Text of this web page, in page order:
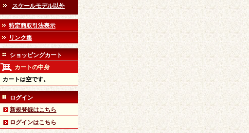
スケールモデル以外
特定商取引法表示
リンク集
ショッピングカート
カートの中身
カートは空です。
ログイン
新規登録はこちら
ログインはこちら